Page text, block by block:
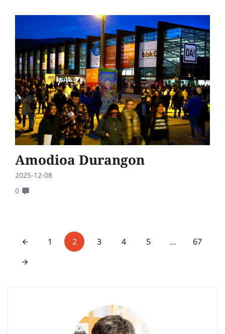
Amodioa Durangon
2025-12-08
0
1 2 3 4 5 … 67